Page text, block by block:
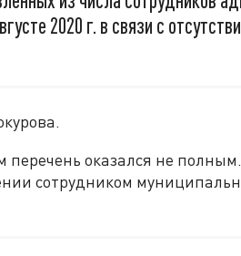
2020 г. в связи с
перечень оказался не
сотрудником